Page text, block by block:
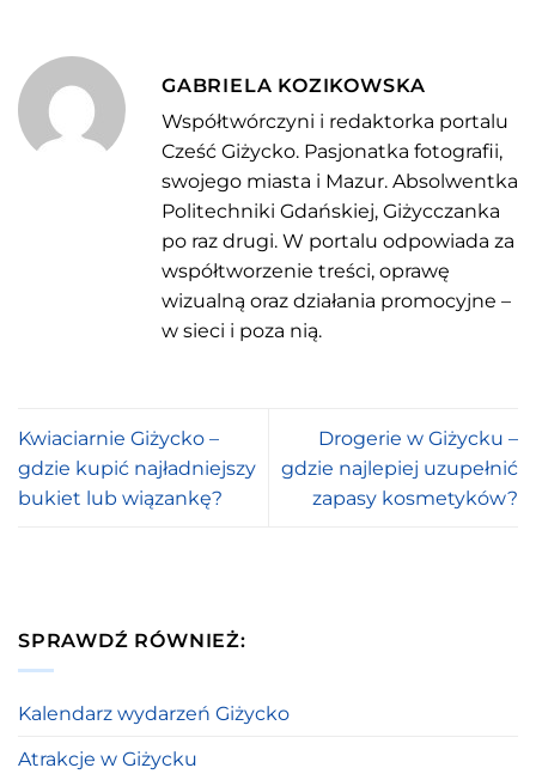
GABRIELA KOZIKOWSKA
Współtwórczyni i redaktorka portalu
Cześć Giżycko. Pasjonatka fotografii,
swojego miasta i Mazur. Absolwentka
Politechniki Gdańskiej, Giżycczanka
po raz drugi. W portalu odpowiada za
współtworzenie treści, oprawę
wizualną oraz działania promocyjne –
w sieci i poza nią.
Kwiaciarnie Giżycko –
gdzie kupić najładniejszy
bukiet lub wiązankę?
Drogerie w Giżycku –
gdzie najlepiej uzupełnić
zapasy kosmetyków?
SPRAWDŹ RÓWNIEŻ:
Kalendarz wydarzeń Giżycko
Atrakcje w Giżycku